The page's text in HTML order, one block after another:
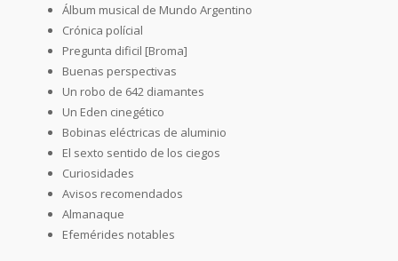
Álbum musical de Mundo Argentino
Crónica polícial
Pregunta dificil [Broma]
Buenas perspectivas
Un robo de 642 diamantes
Un Eden cinegético
Bobinas eléctricas de aluminio
El sexto sentido de los ciegos
Curiosidades
Avisos recomendados
Almanaque
Efemérides notables